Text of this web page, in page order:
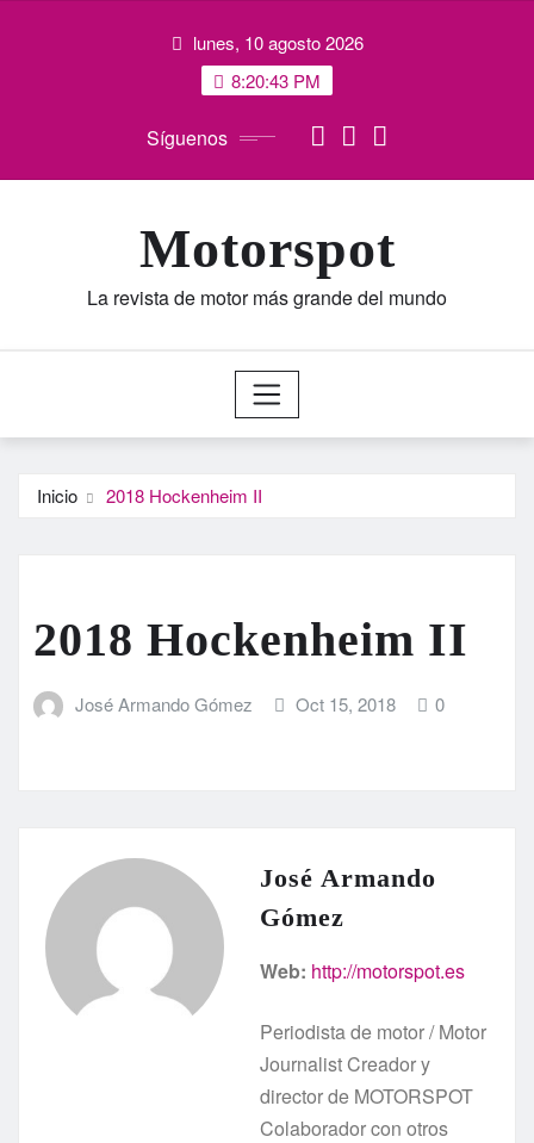
lunes, 10 agosto 2026
8:20:44 PM
Síguenos
Motorspot
La revista de motor más grande del mundo
Inicio 2018 Hockenheim II
2018 Hockenheim II
José Armando Gómez Oct 15, 2018 0
José Armando
Gómez
Web: http://motorspot.es
Periodista de motor / Motor
Journalist Creador y
director de MOTORSPOT
Colaborador con otros